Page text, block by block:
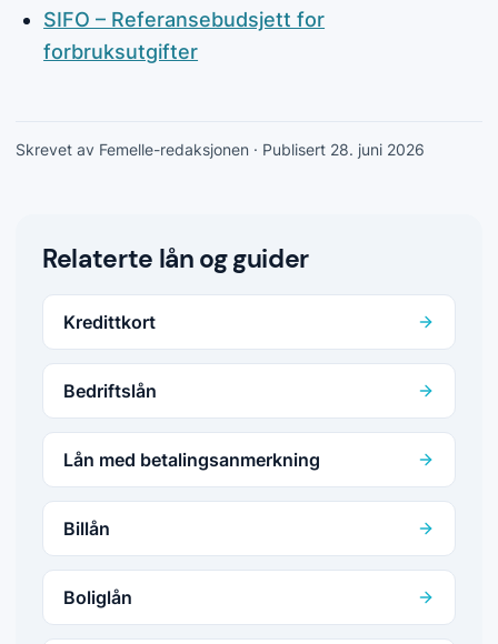
SIFO – Referansebudsjett for
forbruksutgifter
Skrevet av Femelle-redaksjonen · Publisert 28. juni 2026
Relaterte lån og guider
Kredittkort
Bedriftslån
Lån med betalingsanmerkning
Billån
Boliglån